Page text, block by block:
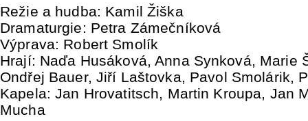
Režie a hudba: Kamil Žiška
Dramaturgie: Petra Zámečníková
Výprava: Robert Smolík
Hrají: Naďa Husáková, Anna Synková, Marie
Ondřej Bauer, Jiří Laštovka, Pavol Smolárik,
Kapela: Jan Hrovatitsch, Martin Kroupa, Jan
Mucha